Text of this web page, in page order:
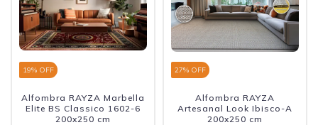
19% OFF
Alfombra RAYZA Marbella
Elite BS Classico 1602-6
200x250 cm
27% OFF
Alfombra RAYZA
Artesanal Look Ibisco-A
200x250 cm